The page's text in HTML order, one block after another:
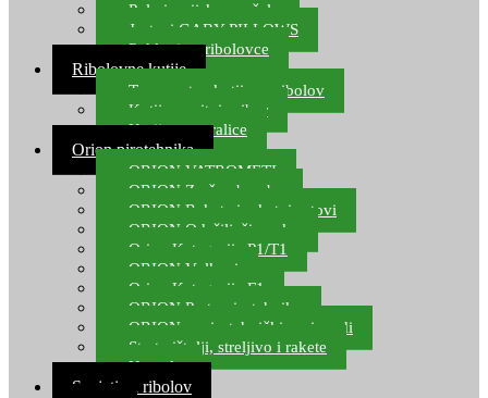
Polarizacijske naočale
Jastuci GABY PILLOWS
Pokloni za ribolovce
Ribolovne kutije
Transportne kutije za ribolov
Kutije za sitni pribor
Kutije za varalice
Orion pirotehnika
ORION VATROMETI
ORION Zračne bombe
ORION Rakete i raketni setovi
ORION Odašiljači zvuka
Orion Kategorija P1/T1
ORION Vulkani
Orion Kategorija F1
ORION Party pirotehnika
ORION nepirotehnički proizvodi
Start pištolji, streljivo i rakete
Kontakt
Savjeti za ribolov